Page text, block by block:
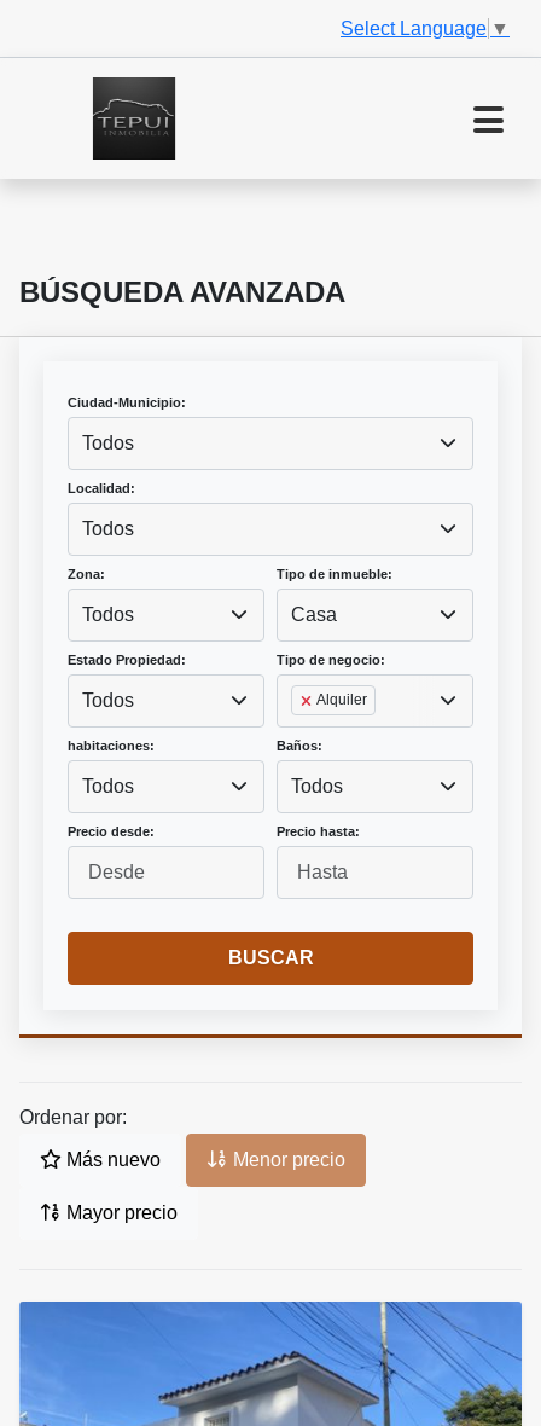
Select Language ▼
BÚSQUEDA AVANZADA
Ciudad-Municipio:
Todos
Localidad:
Todos
Zona:
Todos
Tipo de inmueble:
Casa
Estado Propiedad:
Todos
Tipo de negocio:
Alquiler
habitaciones:
Todos
Baños:
Todos
Precio desde: Precio hasta:
BUSCAR
Ordenar por:
Más nuevo Menor precio
Mayor precio